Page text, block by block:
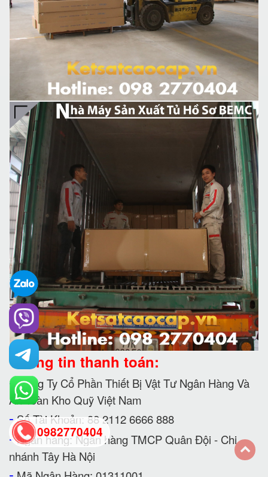
Thông tin thanh toán:
-Công Ty Cổ Phần Thiết Bị Vật Tư Ngân Hàng Và
An Toàn Kho Quỹ Việt Nam
-Số Tài Khoản: 88 2112 6666 888
-Ngân hàng: Ngân hàng TMCP Quân Đội - Chi
nhánh Tây Hà Nội
0982770404